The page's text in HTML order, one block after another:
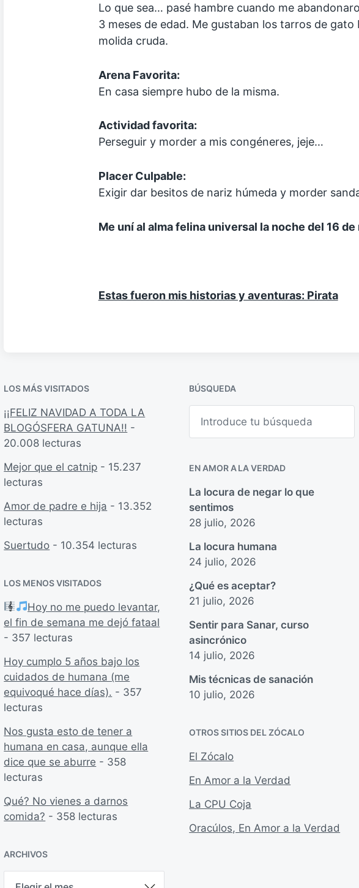
Lo que sea… pasé hambre cuando me
3 meses de edad. Me gustaban los tarros de gato
molida cruda.
Arena Favorita:
En casa siempre hubo de la misma.
Actividad favorita:
Perseguir y morder a mis congéneres, jeje…
Placer Culpable:
Exigir dar besitos de nariz húmeda y morder
Me uní al alma felina universal la noche del 16 de
Estas fueron mis historias y aventuras: Pirata
LOS MÁS VISITADOS
¡¡FELIZ NAVIDAD A TODA LA
BLOGÓSFERA GATUNA!! -
20.008 lecturas
Mejor que el catnip - 15.237
lecturas
Amor de padre e hija - 13.352
lecturas
Suertudo - 10.354 lecturas
LOS MENOS VISITADOS
Hoy no me puedo levantar,
el fin de semana me dejó fataal
- 357 lecturas
Hoy cumplo 5 años bajo los
cuidados de humana (me
equivoqué hace días). - 357
lecturas
Nos gusta esto de tener a
humana en casa, aunque ella
dice que se aburre - 358
lecturas
Qué? No vienes a darnos
comida? - 358 lecturas
ARCHIVOS
BÚSQUEDA
r
EN AMOR A LA VERDAD
La locura de negar lo que
sentimos
28 julio, 2026
La locura humana
24 julio, 2026
¿Qué es aceptar?
21 julio, 2026
Sentir para Sanar, curso
asincrónico
14 julio, 2026
Mis técnicas de sanación
10 julio, 2026
OTROS SITIOS DEL ZÓCALO
El Zócalo
En Amor a la Verdad
La CPU Coja
Oracúlos, En Amor a la Verdad